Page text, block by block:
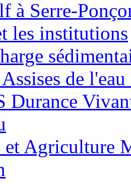
à Serre-
les institutions
de
Durance
et Agriculture